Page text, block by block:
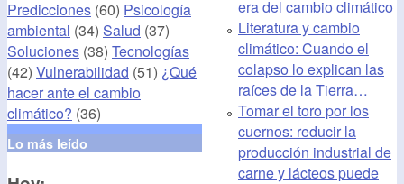
Predicciones (60) Psicología
ambiental (34) Salud (37)
Soluciones (38) Tecnologías
(42) Vulnerabilidad (51) ¿Qué
hacer ante el cambio
climático? (36)
Lo más leído
era del cambio climático
Literatura y cambio
climático: Cuando el
colapso lo explican las
raíces de la Tierra…
Tomar el toro por los
cuernos: reducir la
producción industrial de
carne y lácteos puede